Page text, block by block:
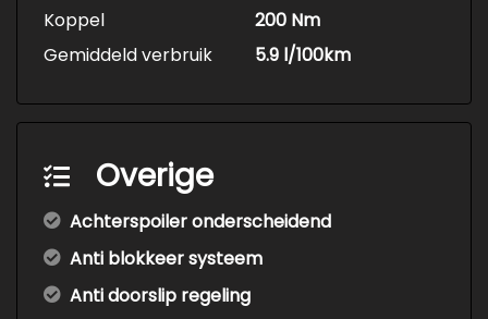
Koppel
200 Nm
Gemiddeld verbruik
5.9 l/100km
Overige
Achterspoiler onderscheidend
Anti blokkeer systeem
Anti doorslip regeling